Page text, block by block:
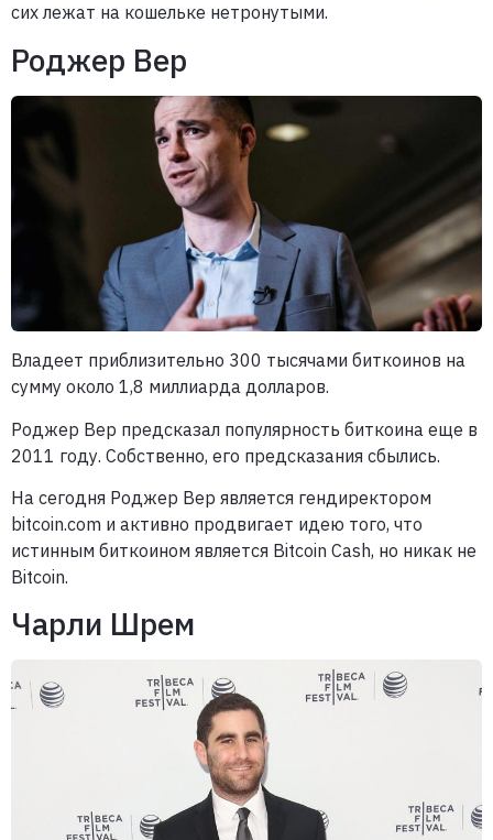
сих лежат на кошельке нетронутыми.
Роджер Вер
Владеет приблизительно 300 тысячами биткоинов на
сумму около 1,8 миллиарда долларов.
Роджер Вер предсказал популярность биткоина еще в
2011 году. Собственно, его предсказания сбылись.
На сегодня Роджер Вер является гендиректором
bitcoin.com и активно продвигает идею того, что
истинным биткоином является Bitcoin Cash, но никак не
Bitcoin.
Чарли Шрем